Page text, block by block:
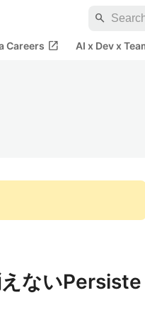
search
Careers open_in_new AI x Dev x
ないPersiste